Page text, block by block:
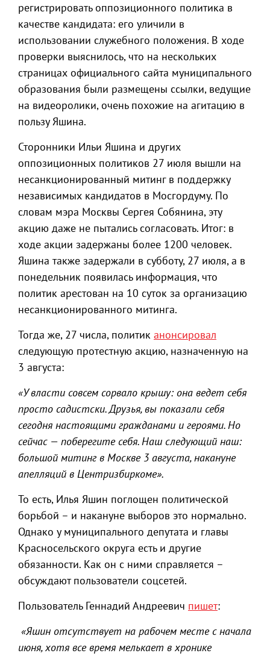
регистрировать оппозиционного политика в
качестве кандидата: его уличили в
использовании служебного положения. В ходе
проверки выяснилось, что на нескольких
страницах официального сайта муниципального
образования были размещены ссылки, ведущие
на видеоролики, очень похожие на агитацию в
пользу Яшина.
Сторонники Ильи Яшина и других
оппозиционных политиков 27 июля вышли на
несанкционированный митинг в поддержку
независимых кандидатов в Мосгордуму. По
словам мэра Москвы Сергея Собянина, эту
акцию даже не пытались согласовать. Итог: в
ходе акции задержаны более 1200 человек.
Яшина также задержали в субботу, 27 июля, а в
понедельник появилась информация, что
политик арестован на 10 суток за организацию
несанкционированного митинга.
Тогда же, 27 числа, политик анонсировал
следующую протестную акцию, назначенную на
3 августа:
«У власти совсем сорвало крышу: она ведет себя
просто садистски. Друзья, вы показали себя
сегодня настоящими гражданами и героями. Но
сейчас — поберегите себя. Наш следующий наш:
большой митинг в Москве 3 августа, накануне
апелляций в Центризбиркоме».
То есть, Илья Яшин поглощен политической
борьбой – и накануне выборов это нормально.
Однако у муниципального депутата и главы
Красносельского округа есть и другие
обязанности. Как он с ними справляется –
обсуждают пользователи соцсетей.
Пользователь Геннадий Андреевич пишет:
«Яшин отсутствует на рабочем месте с начала
июня, хотя все время мелькает в хронике